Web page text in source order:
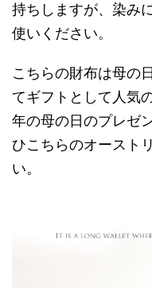
持ちしますが、染み
使いください。
こちらの財布は母の
てギフトとして人気
年の母の日のプレゼ
ひこちらのオースト
い。